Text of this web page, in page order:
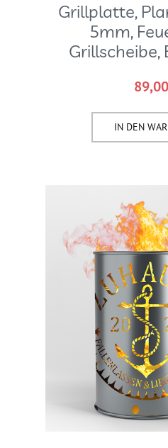
Grillplatte,
5mm,
Grillscheibe,
89,00
IN DEN